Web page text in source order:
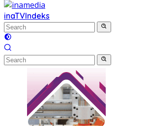
inaTVIndeks